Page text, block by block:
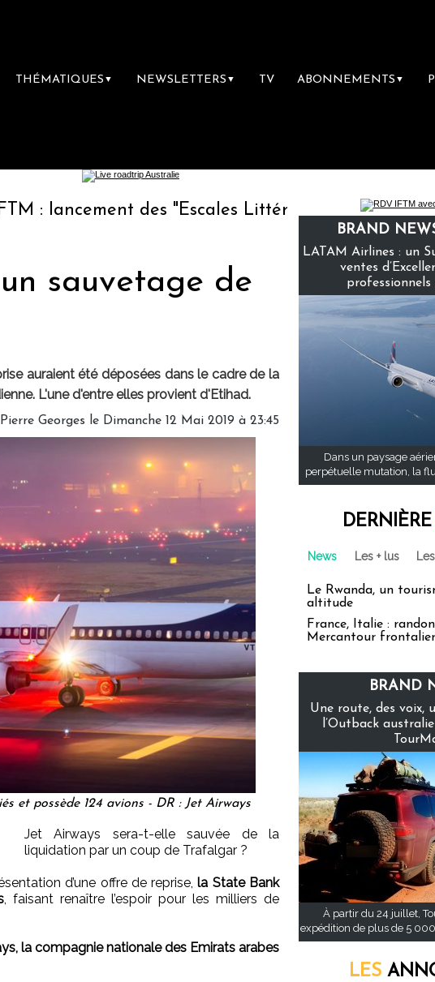
THÉMATIQUES ▼ NEWSLETTERS ▼ TV ABONNEMENTS ▼
des "Escales Littéraires", la première librairie
sauvetage de
auraient été déposées dans le cadre de la
L'une d'entre elles provient d'Etihad.
Pierre Georges le Dimanche 12 Mai 2019 à 23:45
et possède 124 avions - DR : Jet Airways
Jet Airways sera-t-elle sauvée de la
liquidation par un coup de Trafalgar ?
d’une offre de reprise,la State Bank
, faisant renaître l’espoir pour les milliers de
la compagnie nationale des Emirats arabes
BRAND
LATAM Airlines : un
ventes
professionnels
Dans un paysage
perpétuelle mutation, la
DERNIÈRE
News Les + lus
Le Rwanda, un
altitude
France, Italie :
Mercantour frontalier
BRAND
Une route, des voix,
l’Outback
À partir du 24 juillet,
expédition de plus de 5 000
LES